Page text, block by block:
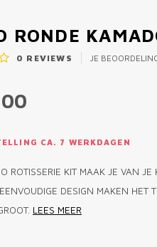
RONDE
0 REVIEWS JE
CA. 7 WERKDAGEN
ROTISSERIE KIT MAAK JE VAN
DESIGN MAKEN HET
LEES MEER